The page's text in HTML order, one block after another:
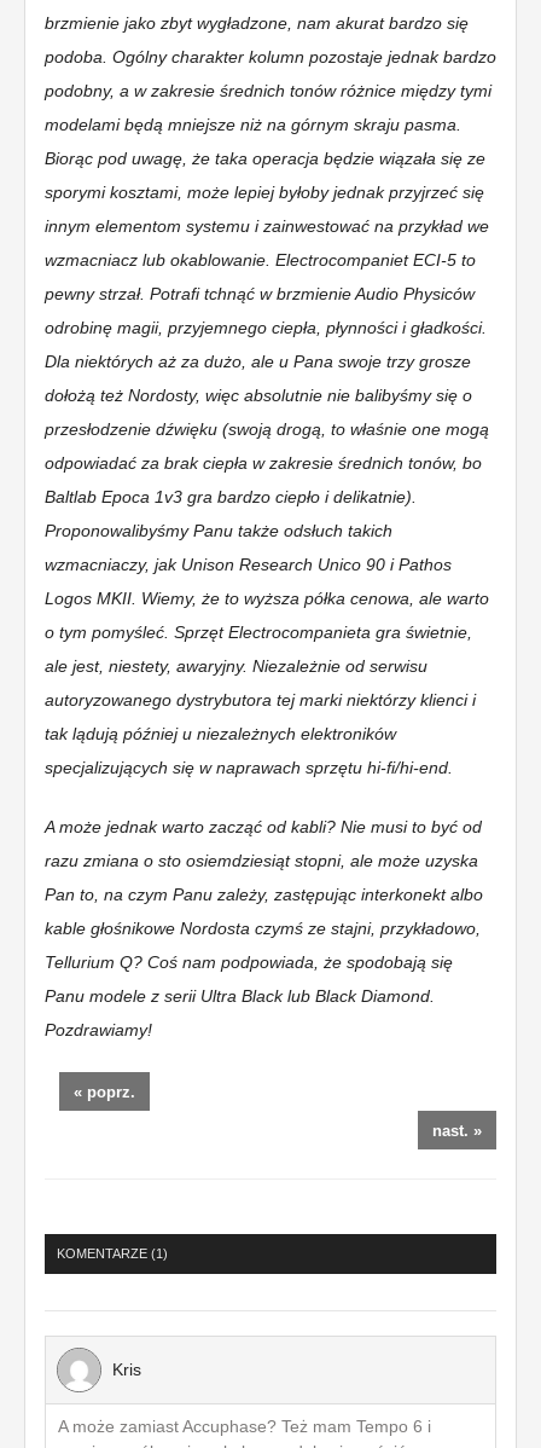
brzmienie jako zbyt wygładzone, nam akurat bardzo się
podoba. Ogólny charakter kolumn pozostaje jednak bardzo
podobny, a w zakresie średnich tonów różnice między tymi
modelami będą mniejsze niż na górnym skraju pasma.
Biorąc pod uwagę, że taka operacja będzie wiązała się ze
sporymi kosztami, może lepiej byłoby jednak przyjrzeć się
innym elementom systemu i zainwestować na przykład we
wzmacniacz lub okablowanie. Electrocompaniet ECI-5 to
pewny strzał. Potrafi tchnąć w brzmienie Audio Physiców
odrobinę magii, przyjemnego ciepła, płynności i gładkości.
Dla niektórych aż za dużo, ale u Pana swoje trzy grosze
dołożą też Nordosty, więc absolutnie nie balibyśmy się o
przesłodzenie dźwięku (swoją drogą, to właśnie one mogą
odpowiadać za brak ciepła w zakresie średnich tonów, bo
Baltlab Epoca 1v3 gra bardzo ciepło i delikatnie).
Proponowalibyśmy Panu także odsłuch takich
wzmacniaczy, jak Unison Research Unico 90 i Pathos
Logos MKII. Wiemy, że to wyższa półka cenowa, ale warto
o tym pomyśleć. Sprzęt Electrocompanieta gra świetnie,
ale jest, niestety, awaryjny. Niezależnie od serwisu
autoryzowanego dystrybutora tej marki niektórzy klienci i
tak lądują później u niezależnych elektroników
specjalizujących się w naprawach sprzętu hi-fi/hi-end.
A może jednak warto zacząć od kabli? Nie musi to być od
razu zmiana o sto osiemdziesiąt stopni, ale może uzyska
Pan to, na czym Panu zależy, zastępując interkonekt albo
kable głośnikowe Nordosta czymś ze stajni, przykładowo,
Tellurium Q? Coś nam podpowiada, że spodobają się
Panu modele z serii Ultra Black lub Black Diamond.
Pozdrawiamy!
« poprz.
nast. »
KOMENTARZE (1)
Kris
A może zamiast Accuphase? Też mam Tempo 6 i